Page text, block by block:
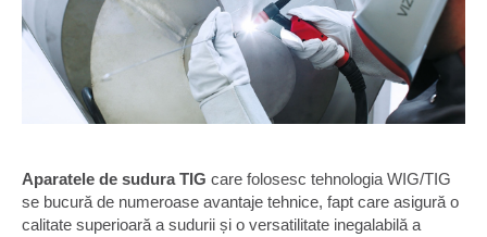
Aparatele de sudura TIG care folosesc tehnologia WIG/TIG
se bucură de numeroase avantaje tehnice, fapt care asigură o
calitate superioară a sudurii și o versatilitate inegalabilă a